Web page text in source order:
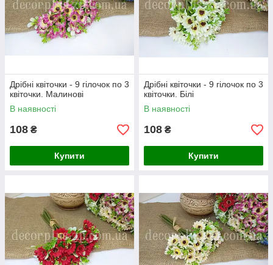
Дрібні квіточки - 9 гілочок по 3
квіточки. Малинові
В наявності
108 ₴
Купити
Дрібні квіточки - 9 гілочок по 3
квіточки. Білі
В наявності
108 ₴
Купити